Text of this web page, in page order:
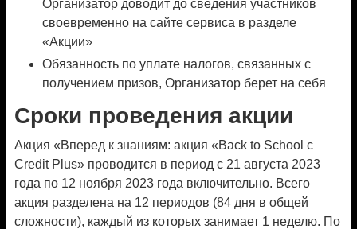
Организатор доводит до сведения участников
своевременно на сайте сервиса в разделе
«Акции»
Обязанность по уплате налогов, связанных с
получением призов, Организатор берет на себя
Сроки проведения акции
Акция «Вперед к знаниям: акция «Back to School с
Credit Plus» проводится в период с 21 августа 2023
года по 12 ноября 2023 года включительно. Всего
акция разделена на 12 периодов (84 дня в общей
сложности), каждый из которых занимает 1 неделю. По